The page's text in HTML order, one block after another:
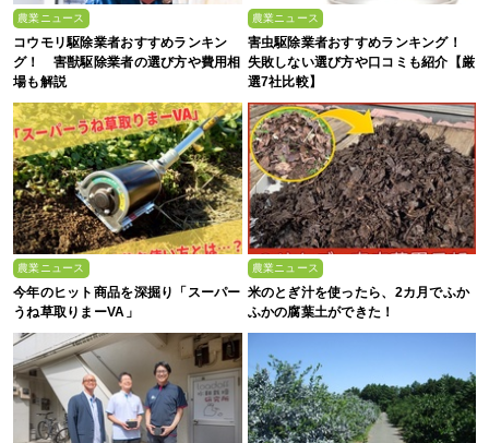
農業ニュース
コウモリ駆除業者おすすめランキン
グ！ 害獣駆除業者の選び方や費用相
場も解説
農業ニュース
害虫駆除業者おすすめランキング！
失敗しない選び方や口コミも紹介【厳
選7社比較】
農業ニュース
今年のヒット商品を深掘り「スーパー
うね草取りまーVA」
農業ニュース
米のとぎ汁を使ったら、2カ月でふか
ふかの腐葉土ができた！